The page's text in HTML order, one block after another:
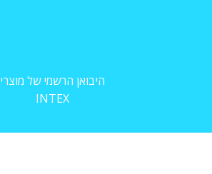
היבואן הרשמי של מוצרי
INTEX